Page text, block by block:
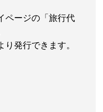
ページの「旅行代
発行できます。